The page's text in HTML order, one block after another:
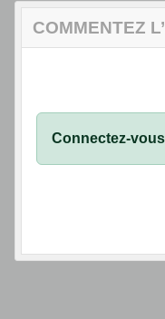
COMMENTEZ
Connectez-vous